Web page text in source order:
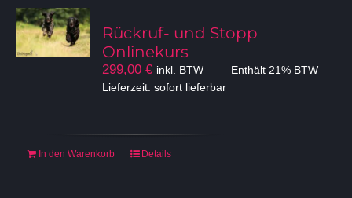
Rückruf- und Stopp
Onlinekurs
299,00 € inkl. BTW Enthält 21% BTW
Lieferzeit: sofort lieferbar
In den Warenkorb Details